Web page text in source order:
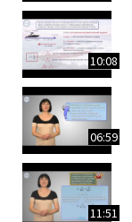
10:08
06:59
11:51